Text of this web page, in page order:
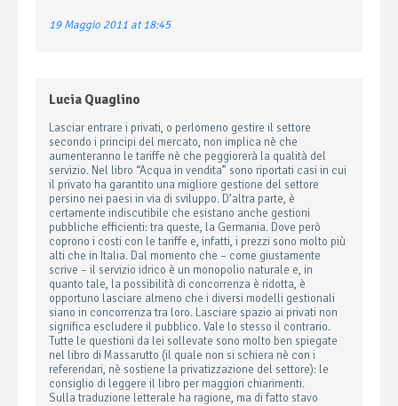
19 Maggio 2011 at 18:45
Lucia Quaglino
Lasciar entrare i privati, o perlomeno gestire il settore
secondo i principi del mercato, non implica nè che
aumenteranno le tariffe nè che peggiorerà la qualità del
servizio. Nel libro “Acqua in vendita” sono riportati casi in cui
il privato ha garantito una migliore gestione del settore
persino nei paesi in via di sviluppo. D’altra parte, è
certamente indiscutibile che esistano anche gestioni
pubbliche efficienti: tra queste, la Germania. Dove però
coprono i costi con le tariffe e, infatti, i prezzi sono molto più
alti che in Italia. Dal momento che – come giustamente
scrive – il servizio idrico è un monopolio naturale e, in
quanto tale, la possibilità di concorrenza è ridotta, è
opportuno lasciare almeno che i diversi modelli gestionali
siano in concorrenza tra loro. Lasciare spazio ai privati non
significa escludere il pubblico. Vale lo stesso il contrario.
Tutte le questioni da lei sollevate sono molto ben spiegate
nel libro di Massarutto (il quale non si schiera nè con i
referendari, nè sostiene la privatizzazione del settore): le
consiglio di leggere il libro per maggiori chiarimenti.
Sulla traduzione letterale ha ragione, ma di fatto stavo